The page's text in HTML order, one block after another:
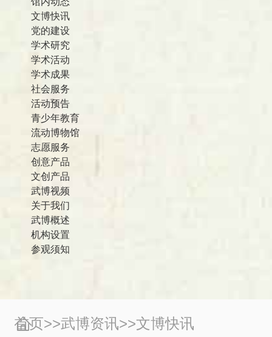
文博快讯
党的建设
学术研究
学术活动
学术成果
社会服务
活动预告
青少年教育
流动博物馆
志愿服务
创意产品
文创产品
武博视频
关于我们
武博概述
机构设置
参观须知
首页>>武博资讯>>文博快讯